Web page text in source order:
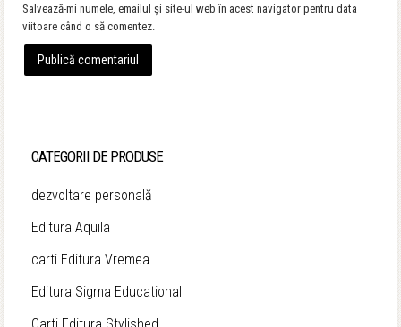
Salvează-mi numele, emailul și site-ul web în acest navigator pentru data
viitoare când o să comentez.
CATEGORII DE PRODUSE
dezvoltare personală
Editura Aquila
carti Editura Vremea
Editura Sigma Educational